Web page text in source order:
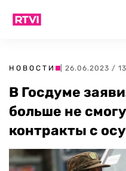
НОВОСТИ | 26.06.2023 /
В Госдуме
больше не
контракты с